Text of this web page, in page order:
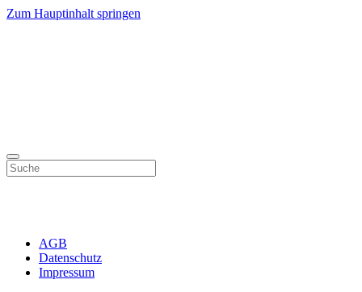
Zum Hauptinhalt springen
AGB
Datenschutz
Impressum